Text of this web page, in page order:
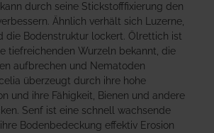
durch seine Stickstofffixierung den
Ähnlich verhält sich Luzerne,
die Bodenstruktur lockert. Ölrettich ist
tiefreichenden Wurzeln bekannt, die
aufbrechen und Nematoden
überzeugt durch ihre hohe
und ihre Fähigkeit, Bienen und andere
Senf ist eine schnell wachsende
Bodenbedeckung effektiv Erosion